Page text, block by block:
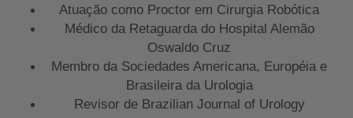
Atuação como Proctor em Cirurgia Robótica
Médico da Retaguarda do Hospital Alemão
Oswaldo Cruz
Membro da Sociedades Americana, Européia e
Brasileira da Urologia
Revisor de Brazilian Journal of Urology